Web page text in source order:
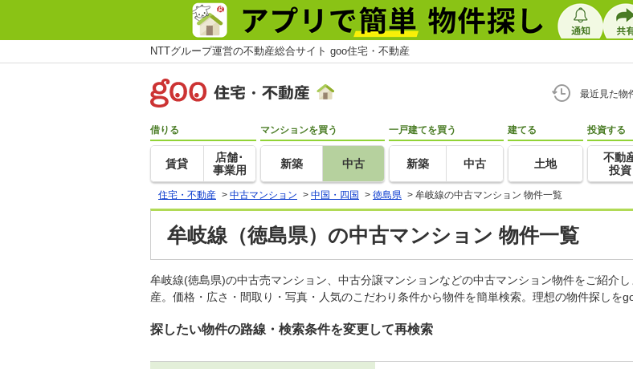
NTTグループ運営の不動産総合サイト goo住宅・不動産
最近見た物
借りる
賃貸
店舗･
事業用
マンションを買う
新築 中古
一戸建てを買う
新築 中古
建てる
土地
投資する
不動
投資
住宅・不動産 > 中古マンション > 中国・四国 > 徳島県 > 牟岐線の中古マンション 物件一覧
牟岐線（徳島県）の中古マンション 物件一覧
牟岐線(徳島県)の中古売マンション、中古分譲マンションなどの中古マンション物件をご紹介
産。価格・広さ・間取り・写真・人気のこだわり条件から物件を簡単検索。理想の物件探しを
探したい物件の路線・検索条件を変更して再検索